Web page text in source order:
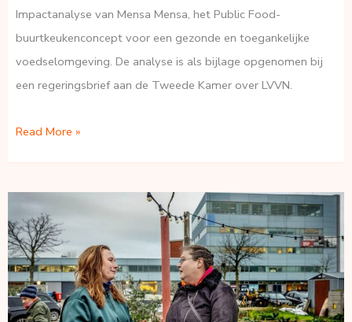
Impactanalyse van Mensa Mensa, het Public Food-
buurtkeukenconcept voor een gezonde en toegankelijke
voedselomgeving. De analyse is als bijlage opgenomen bij
een regeringsbrief aan de Tweede Kamer over LVVN.
Impactanalyse
toegankelijke
voedselomgeving
–
Mensa
Mensa
Read More »